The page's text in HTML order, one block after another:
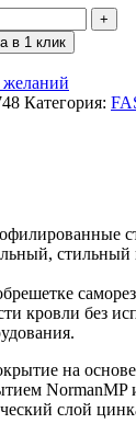
в 1 клик
желаний
Категория:
кровли без
на
слой